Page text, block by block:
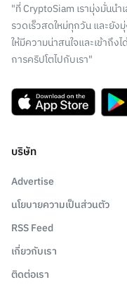
"ที่ CryptoSiam เรามุ่งมั่นน
รวดเร็วสดใหม่ทุกวัน และยัง
ให้มีความน่าสนใจและเข้าถึง
การคริปโตไปกับเรา"
บริษัท
Advertise
นโยบายความเป็นส่วนตัว
RSS Feed
เกี่ยวกับเรา
ติดต่อเรา